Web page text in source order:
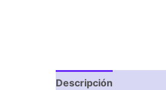
Descripción